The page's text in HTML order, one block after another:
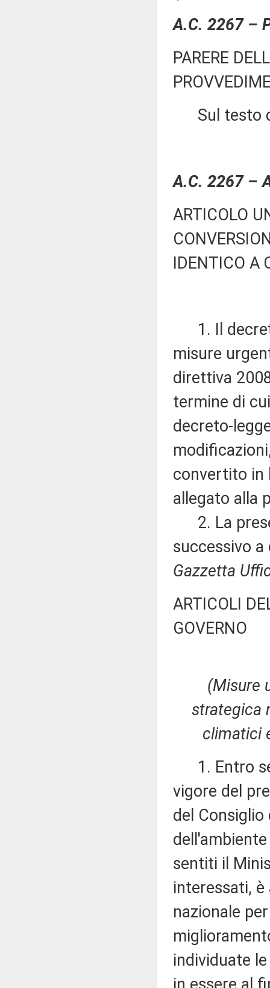
A.C. 2267 –
PARERE
Sul testo
A.C. 2267 –
ARTICOLO
IDENTICO A
1. Il
misure
direttiva
termine di
decreto-
convertito in
allegato alla
2. La
successivo a
Gazzetta
ARTICOLI
GOVERNO
(Misure
strategica
climatici
1. Entro
vigore del
del
sentiti il
interessati,
nazionale
individuate